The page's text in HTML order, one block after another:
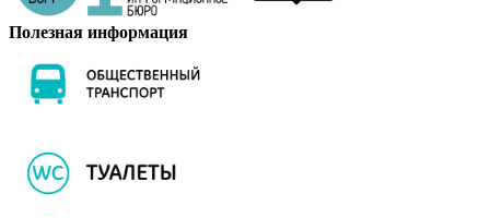
Полезная информация